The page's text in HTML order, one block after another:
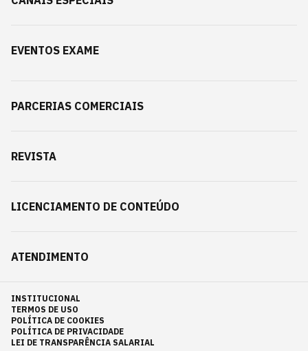
EVENTOS EXAME
PARCERIAS COMERCIAIS
REVISTA
LICENCIAMENTO DE CONTEÚDO
ATENDIMENTO
INSTITUCIONAL
TERMOS DE USO
POLÍTICA DE COOKIES
POLÍTICA DE PRIVACIDADE
LEI DE TRANSPARÊNCIA SALARIAL